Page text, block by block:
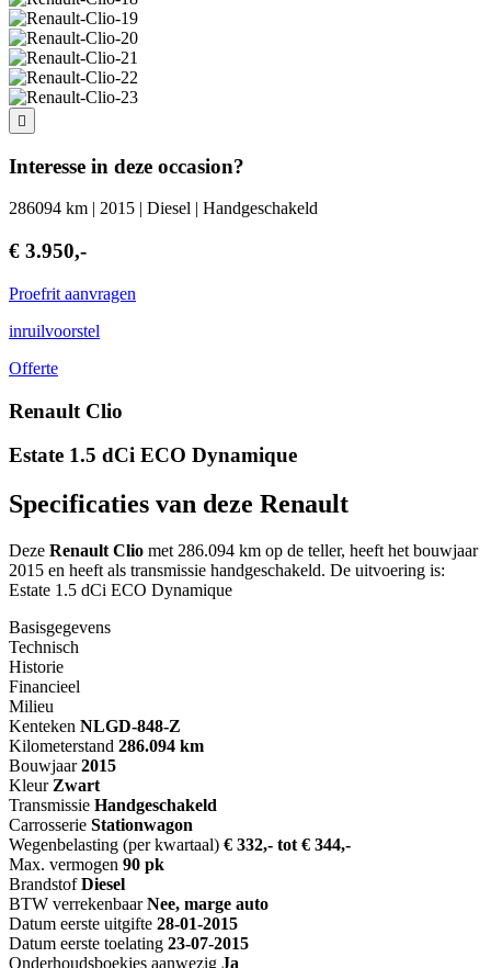
Interesse in deze occasion?
286094 km | 2015 | Diesel | Handgeschakeld
€ 3.950,-
Proefrit aanvragen
inruilvoorstel
Offerte
Renault Clio
Estate 1.5 dCi ECO Dynamique
Specificaties van deze Renault
Deze Renault Clio met 286.094 km op de teller, heeft het bouwjaar
2015 en heeft als transmissie handgeschakeld. De uitvoering is:
Estate 1.5 dCi ECO Dynamique
Basisgegevens
Technisch
Historie
Financieel
Milieu
Kenteken NLGD-848-Z
Kilometerstand 286.094 km
Bouwjaar 2015
Kleur Zwart
Transmissie Handgeschakeld
Carrosserie Stationwagon
Wegenbelasting (per kwartaal) € 332,- tot € 344,-
Max. vermogen 90 pk
Brandstof Diesel
BTW verrekenbaar Nee, marge auto
Datum eerste uitgifte 28-01-2015
Datum eerste toelating 23-07-2015
Onderhoudsboekjes aanwezig Ja